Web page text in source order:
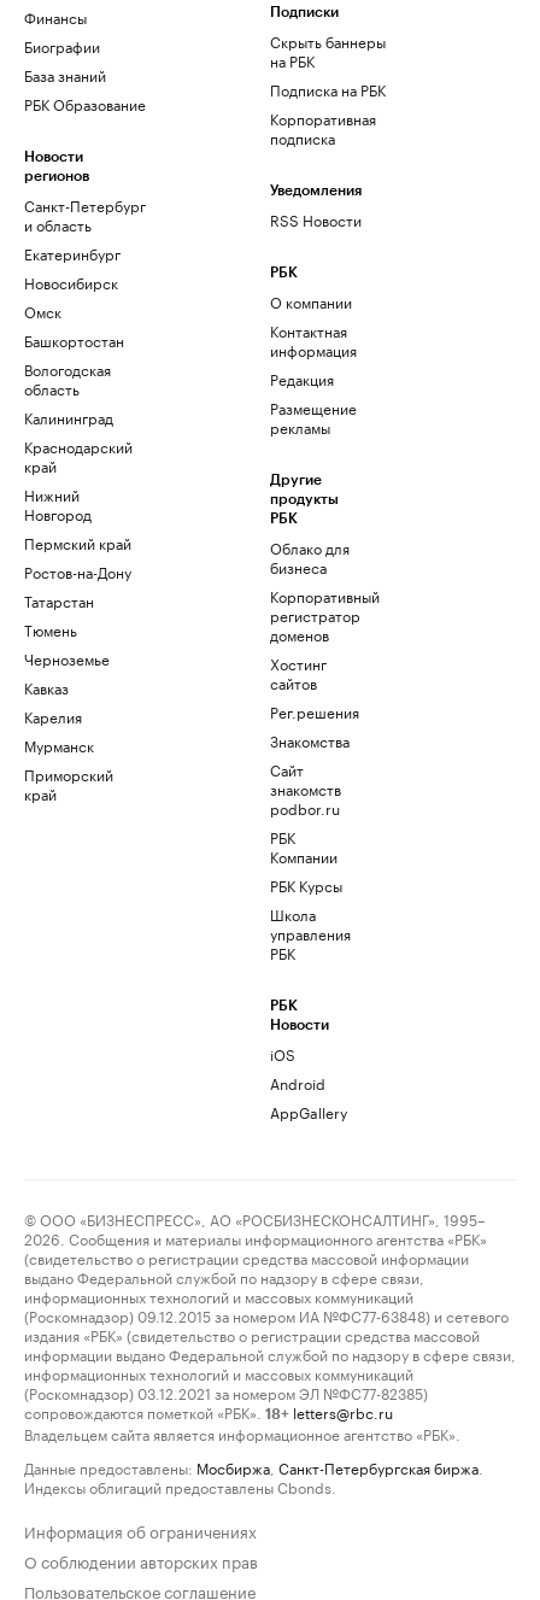
Финансы
Биографии
База знаний
РБК Образование
Новости
регионов
Санкт-Петербург
и область
Екатеринбург
Новосибирск
Омск
Башкортостан
Вологодская
область
Калининград
Краснодарский
край
Нижний
Новгород
Пермский край
Ростов-на-Дону
Татарстан
Тюмень
Черноземье
Кавказ
Карелия
Мурманск
Приморский
край
Подписки
Скрыть баннеры
на РБК
Подписка на РБК
Корпоративная
подписка
Уведомления
RSS Новости
РБК
О компании
Контактная
информация
Редакция
Размещение
рекламы
Другие
продукты
РБК
Облако для
бизнеса
Корпоративный
регистратор
доменов
Хостинг
сайтов
Рег.решения
Знакомства
Сайт
знакомств
podbor.ru
РБК
Компании
РБК Курсы
Школа
управления
РБК
РБК
Новости
iOS
Android
AppGallery
© ООО «БИЗНЕСПРЕСС», АО «РОСБИЗНЕСКОНСАЛТИНГ», 1995–
2026. Сообщения и материалы информационного агентства «РБК»
(свидетельство о регистрации средства массовой информации
выдано Федеральной службой по надзору в сфере связи,
информационных технологий и массовых коммуникаций
(Роскомнадзор) 09.12.2015 за номером ИА №ФС77-63848) и сетевого
издания «РБК» (свидетельство о регистрации средства массовой
информации выдано Федеральной службой по надзору в сфере связи,
информационных технологий и массовых коммуникаций
(Роскомнадзор) 03.12.2021 за номером ЭЛ №ФС77-82385)
сопровождаются пометкой «РБК».
18+ letters@rbc.ru
Владельцем сайта является информационное агентство «РБК».
Данные предоставлены: Мосбиржа Санкт-Петербургская биржа
Индексы облигаций предоставлены Cbonds.
Информация об ограничениях
О соблюдении авторских прав
Пользовательское соглашение